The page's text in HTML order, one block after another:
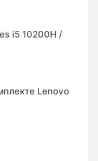
i5 10200H /
Lenovo